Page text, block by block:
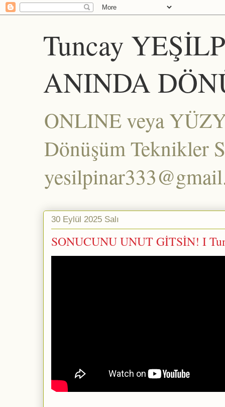
Tuncay
ANINDA
ONLINE veya
Dönüşüm Teknikler
30 Eylül 2025 Salı
SONUCUNU UNUT GİTSİN! I